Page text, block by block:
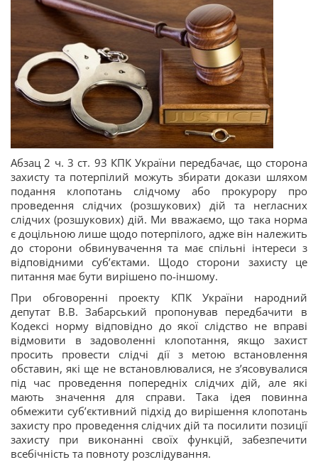
Абзац 2 ч. 3 ст. 93 КПК України передбачає, що сторона
захисту та потерпілий можуть збирати докази шляхом
подання клопотань слідчому або прокурору про
проведення слідчих (розшукових) дій та негласних
слідчих (розшукових) дій. Ми вважаємо, що така норма
є доцільною лише щодо потерпілого, адже він належить
до сторони обвинувачення та має спільні інтереси з
відповідними суб’єктами. Щодо сторони захисту це
питання має бути вирішено по-іншому.
При обговоренні проекту КПК України народний
депутат В.В. Забарський пропонував передбачити в
Кодексі норму відповідно до якої слідство не вправі
відмовити в задоволенні клопотання, якщо захист
просить провести слідчі дії з метою встановлення
обставин, які ще не встановлювалися, не з’ясовувалися
під час проведення попередніх слідчих дій, але які
мають значення для справи. Така ідея повинна
обмежити суб’єктивний підхід до вирішення клопотань
захисту про проведення слідчих дій та посилити позиції
захисту при виконанні своїх функцій, забезпечити
всебічність та повноту розслідування.